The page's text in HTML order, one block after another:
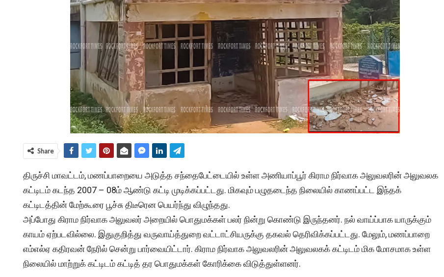
Share
திருச்சி மாவட்டம், மணப்பாறையை அடுத்த சந்தைபேட்டையில் உள்ள அணியாப்பூர் கிராம நிர்வாக அலுவலரின் அலுவலக
கட்டிடம் கடந்த 2007 – 08ம் ஆண்டு கட்டி முடிக்கப்பட்டது. மிகவும் பழுதடைந்த நிலையில் காணப்பட்ட இந்தக்
கட்டிடத்தின் மேற்கூரை பூச்சு திடீரென பெயர்ந்து விழுந்தது.
அப்போது கிராம நிர்வாக அலுவலர் அறையில் பொதுமக்கள் பலர் நின்று கொண்டு இருந்தனர். நல் வாய்ப்பாக யாருக்கும்
காயம் ஏற்படவில்லை. இதுகுறித்து வருவாய்த்துறை வட்டாட்சியருக்கு தகவல் தெரிவிக்கப்பட்டது. மேலும், மணப்பாறை
எம்எல்ஏ கதிரவன் நேரில் சென்று பார்வையிட்டார். கிராம நிர்வாக அலுவலரின் அலுவலகக் கட்டிடம் மிக மோசமாக உள்ள
நிலையில் மாற்றுக் கட்டிடம் கட்டித் தர பொதுமக்கள் கோரிக்கை விடுத்துள்ளனர்.